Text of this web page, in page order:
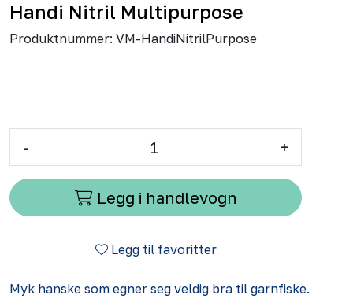
Handi Nitril Multipurpose
Produktnummer: VM-HandiNitrilPurpose
- +
Legg i handlevogn
Legg til favoritter
Myk hanske som egner seg veldig bra til garnfiske.